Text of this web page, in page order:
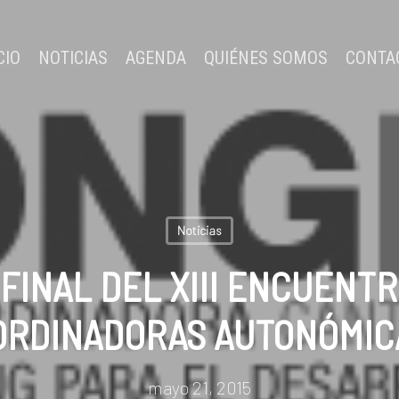
NOTICIAS AGENDA QUIÉNES SOMOS
Noticias
DEL XIII
mayo 21, 2015